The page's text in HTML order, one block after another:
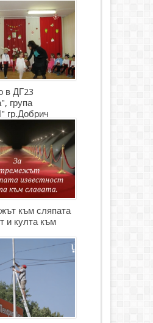
в ДГ23
група
към сляпата
и култа към